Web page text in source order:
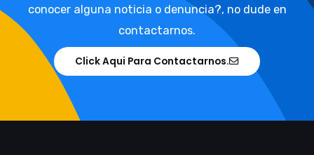
conocer alguna noticia o denuncia?, no dude en
contactarnos.
Click Aqui Para Contactarnos.